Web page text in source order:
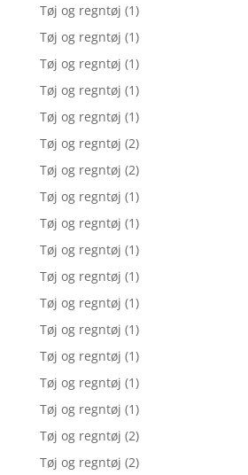
Tøj og regntøj (1)
Tøj og regntøj (1)
Tøj og regntøj (1)
Tøj og regntøj (1)
Tøj og regntøj (1)
Tøj og regntøj (2)
Tøj og regntøj (2)
Tøj og regntøj (1)
Tøj og regntøj (1)
Tøj og regntøj (1)
Tøj og regntøj (1)
Tøj og regntøj (1)
Tøj og regntøj (1)
Tøj og regntøj (1)
Tøj og regntøj (1)
Tøj og regntøj (1)
Tøj og regntøj (2)
Tøj og regntøj (2)